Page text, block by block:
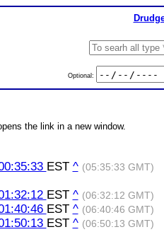
Optional:
the link in a new window.
EST ^ (05:35:33 GMT)
EST ^ (06:32:12 GMT)
EST ^ (06:40:46 GMT)
EST ^ (06:50:13 GMT)